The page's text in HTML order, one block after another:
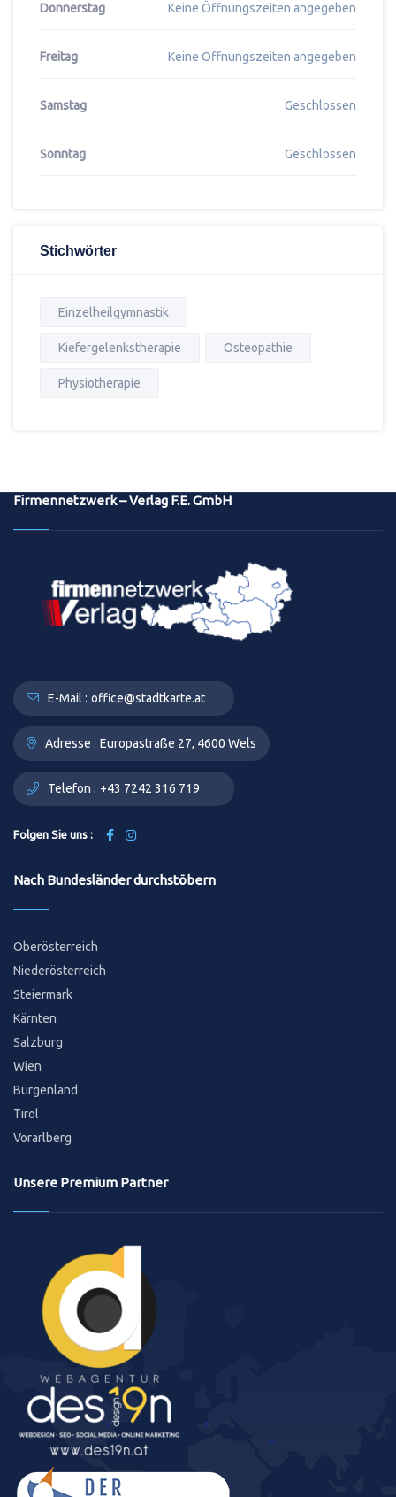
Donnerstag Keine Öffnungszeiten angegeben
Freitag Keine Öffnungszeiten angegeben
Samstag Geschlossen
Sonntag Geschlossen
Stichwörter
Einzelheilgymnastik
Kiefergelenkstherapie Osteopathie
Physiotherapie
Firmennetzwerk – Verlag F.E. GmbH
E-Mail : office@stadtkarte.at
Adresse : Europastraße 27, 4600 Wels
Telefon : +43 7242 316 719
Folgen Sie uns :
Nach Bundesländer durchstöbern
Oberösterreich
Niederösterreich
Steiermark
Kärnten
Salzburg
Wien
Burgenland
Tirol
Vorarlberg
Unsere Premium Partner